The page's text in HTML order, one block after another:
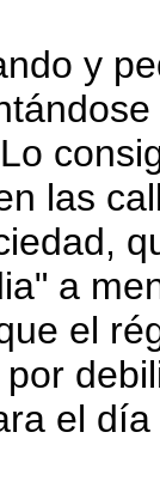
y
las
a
el
el